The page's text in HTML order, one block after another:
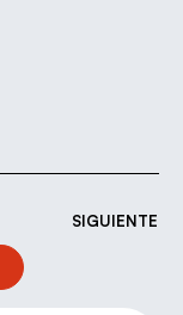
SIGUIENTE